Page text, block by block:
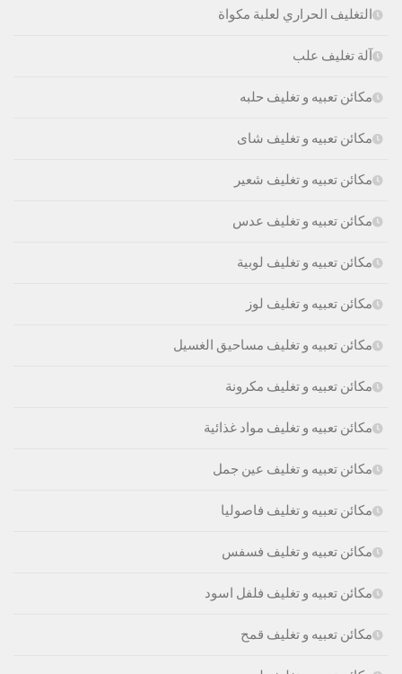
التغليف الحراري لعلبة مكواة
آلة تغليف علب
مكائن تعبيه و تغليف حلبه
مكائن تعبيه و تغليف شاى
مكائن تعبيه و تغليف شعير
مكائن تعبيه و تغليف عدس
مكائن تعبيه و تغليف لوبية
مكائن تعبيه و تغليف لوز
مكائن تعبيه و تغليف مساحيق الغسيل
مكائن تعبيه و تغليف مكرونة
مكائن تعبيه و تغليف مواد غذائية
مكائن تعبيه و تغليف عين جمل
مكائن تعبيه و تغليف فاصوليا
مكائن تعبيه و تغليف فسفس
مكائن تعبيه و تغليف فلفل اسود
مكائن تعبيه و تغليف قمح